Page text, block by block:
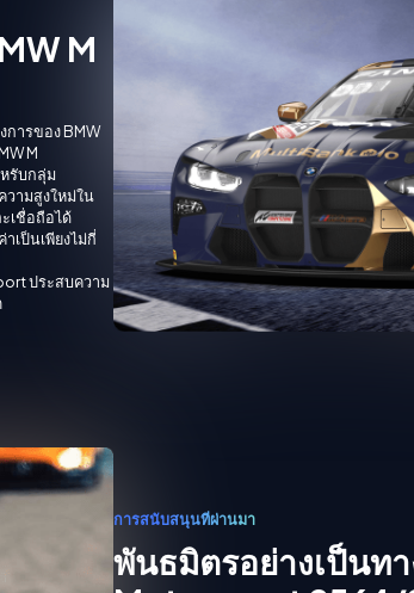
M
การของ BMW
M
รับกลุ่ม
วามสูงใหม่ใน
เชื่อถือได้
เป็นเพียงไม่กี่
ประสบความ
การสนับสนุนที่ผ่านมา
พันธมิตรอย่างเป็นท